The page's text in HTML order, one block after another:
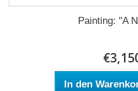
Painting: "A
In den